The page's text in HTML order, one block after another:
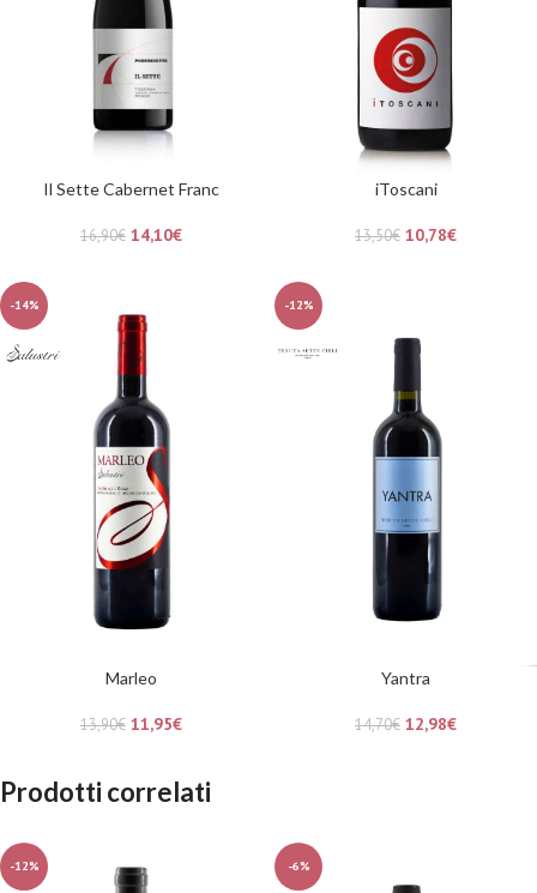
Il Sette Cabernet Franc
16,90€ 14,10€
iToscani
13,50€ 10,78€
-14%
Marleo
13,90€ 11,95€
-12%
Yantra
14,70€ 12,98€
Prodotti correlati
-12% -6%